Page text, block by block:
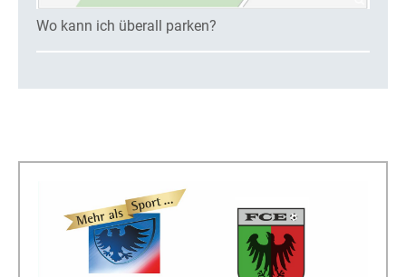
Wo kann ich überall parken?